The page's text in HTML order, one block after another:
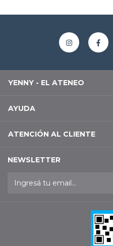
YENNY - EL ATENEO
AYUDA
ATENCIÓN AL CLIENTE
NEWSLETTER